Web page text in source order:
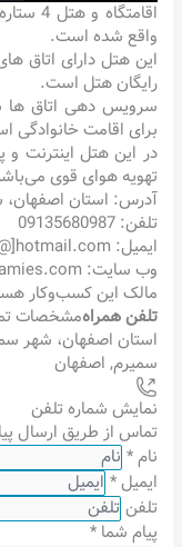
واقع شده است.
این هتل دارای اتاق
رایگان هتل است.
سرویس دهی اتاق ها
برای اقامت خانوادگی
در این هتل اینترنت و
تهویه هوای قوی
آدرس: استان اصفهان،
تلفن: 09135680987
ایمیل: semiramies.semirom[@]hotmail.com
وب سایت: semiramies.com
مالک این کسب‌وکار
تلفن همراهمشخصات
استان اصفهان، شهر
سمیرم, اصفهان
نمایش شماره تلفن
تماس از طریق ارسال
نام*
ایمیل*
تلفن
پیام شما*